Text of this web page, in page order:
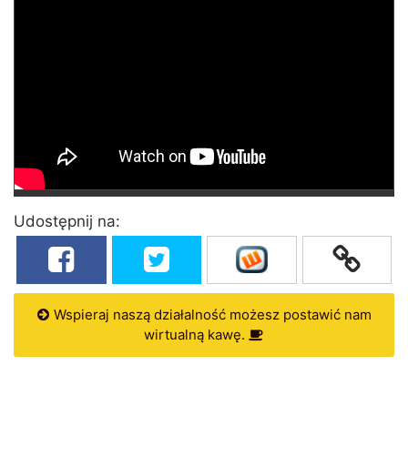
Udostępnij na:
Wspieraj naszą działalność możesz postawić nam
wirtualną kawę.